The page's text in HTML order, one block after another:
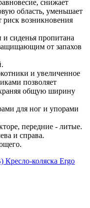
снижает
область, уменьшает
риск возникновения
и сиденья пропитана
от запахов
и увеличенное
позволяет
общую ширину
для ног и упорами
передние - литые.
и справа.
Кресло-коляска Ergo